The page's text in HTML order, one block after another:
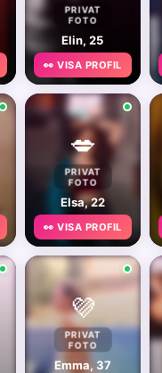
PRIVAT
FOTO
Elin, 25
👀 VISA PROFIL
💋
PRIVAT
FOTO
Elsa, 22
👀 VISA PROFIL
💜
PRIVAT
FOTO
Emma, 37